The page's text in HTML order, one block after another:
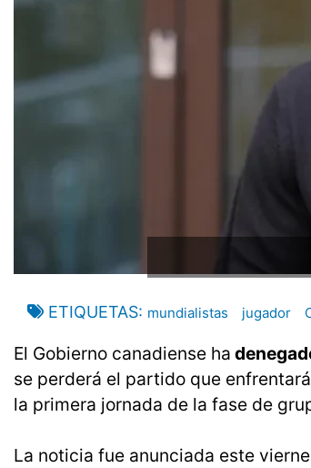
ETIQUETAS mundialistas jugador
El Gobierno canadiense ha
se perderá el partido que
la primera jornada de la fase de
La noticia fue anunciada este